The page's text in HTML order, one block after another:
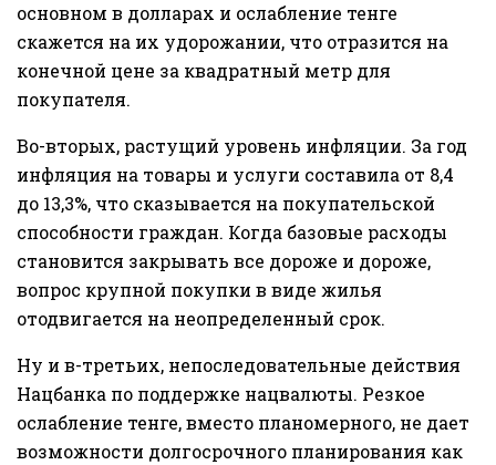
основном в долларах и ослабление тенге
скажется на их удорожании, что отразится на
конечной цене за квадратный метр для
покупателя.
Во-вторых, растущий уровень инфляции. За год
инфляция на товары и услуги составила от 8,4
до 13,3%, что сказывается на покупательской
способности граждан. Когда базовые расходы
становится закрывать все дороже и дороже,
вопрос крупной покупки в виде жилья
отодвигается на неопределенный срок.
Ну и в-третьих, непоследовательные действия
Нацбанка по поддержке нацвалюты. Резкое
ослабление тенге, вместо планомерного, не дает
возможности долгосрочного планирования как